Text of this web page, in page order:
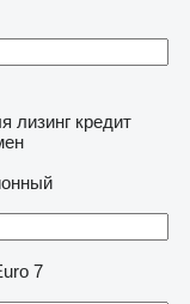
лизинг кредит
7